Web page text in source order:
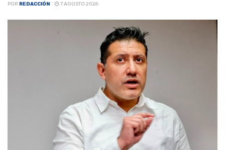
POR REDACCIÓN 7 AGOSTO 2026